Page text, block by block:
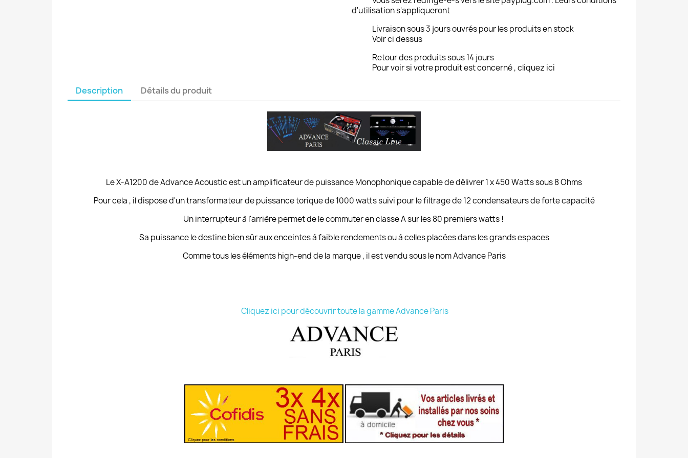
d'utilisation s'appliqueront
Livraison sous 3 jours ouvrés pour les produits en stock
Voir ci dessus
Retour des produits sous 14 jours
Pour voir si votre produit est concerné , cliquez ici
Description Détails du produit
Le X-A1200 deAdvance Acousticest un amplificateur de puissance Monophonique capable de délivrer 1 x 450 Watts sous 8 Ohms
Pour cela , il dispose d'un transformateur de puissance torique de 1000 watts suivi pour le filtrage de 12 condensateurs de forte capacité
Un interrupteur à l'arrière permet de le commuter en classe A sur les 80 premiers watts !
Sa puissance le destine bien sûr aux enceintes à faible rendements ou à celles placées dans les grands espaces
Comme tous les éléments high-end de la marque , il est vendu sous le nom Advance Paris
Cliquez ici pour découvrir toute la gamme Advance Paris